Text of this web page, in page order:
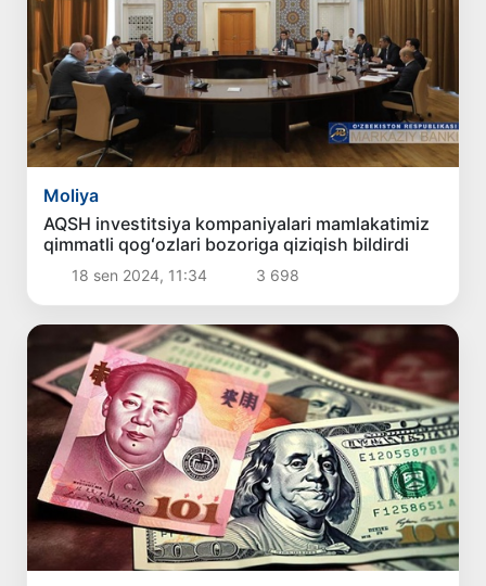
Moliya
AQSH investitsiya kompaniyalari mamlakatimiz
qimmatli qogʻozlari bozoriga qiziqish bildirdi
18 sen 2024, 11:34 3 698